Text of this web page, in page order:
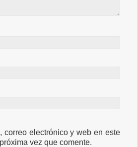
correo electrónico y web en este
vez que comente.